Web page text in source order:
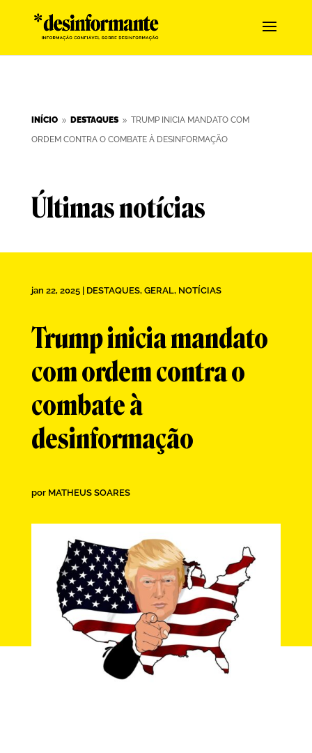
INÍCIO 9 DESTAQUES 9 TRUMP INICIA MANDATO COM
ORDEM CONTRA O COMBATE À DESINFORMAÇÃO
Últimas notícias
jan 22, 2025| DESTAQUES, GERAL, NOTÍCIAS
Trump inicia mandato
com ordem contra o
combate à
desinformação
por MATHEUS SOARES